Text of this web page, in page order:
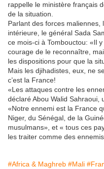
rappelle le ministère français
de la situation.
Parlant des forces
intérieure, le général Sada
ce mois-ci à Tombouctou: «Il
courage de le reconnaître,
les dispositions pour que la
Mais les djihadistes, eux, ne
c’est la France!
«Les attaques contre les
déclaré Abou Walid Sahraoui,
«Notre ennemi est la France
Niger, du Sénégal, de la
musulmans», et « tous ces
les traiter comme des
#Africa & Maghreb #Mali